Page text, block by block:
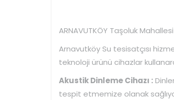
ARNAVUTKÖY Taşoluk
Arnavutköy Su tesisatçısı
teknoloji ürünü cihazlar
Akustik Dinleme Cihazı :
tespit etmemize olanak